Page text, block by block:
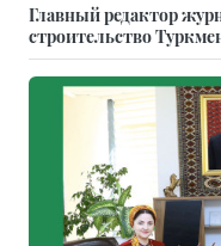
Главный редактор
строительство